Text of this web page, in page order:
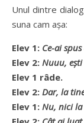
Unul dintre
suna cam aşa:
Elev 1: Ce-ai
Elev 2: Nuuu,
Elev 1 râde.
Elev 2: Dar, la
Elev 1: Nu, nici